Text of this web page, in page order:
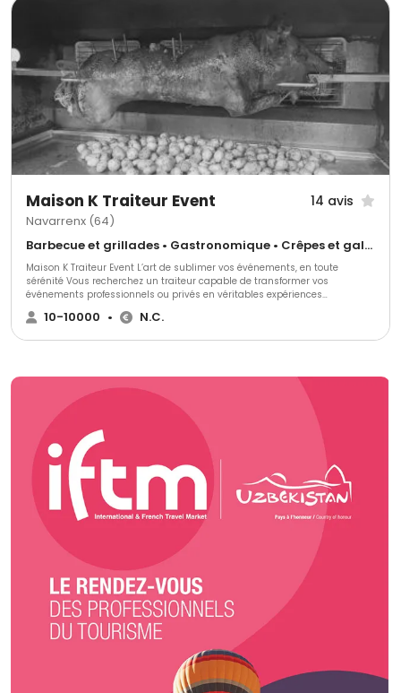
Maison K Traiteur Event 14 avis
Navarrenx (64)
Barbecue et grillades • Gastronomique • Crêpes et galettes
Maison K Traiteur Event L’art de sublimer vos événements, en toute
sérénité Vous recherchez un traiteur capable de transformer vos
événements professionnels ou privés en véritables expériences
inoubliables ? Maison K Traiteur Event vous accompagne avec une
approche haut de gamme, clé en main et entièrement sur mesure. Notre
chaque détail avec rigueur et élégance. Séminaires d’entreprise,
mariages, réceptions privées ou événements d’exception : nous
orchestrons l’ensemble des prestations, de la décoration à l’installation
du matériel, en passant par la gestion du personnel et le nettoyage final.
Notre priorité est simple : vous offrir une expérience fluide, sereine et sans
stress, afin que vous puissiez profiter pleinement de chaque instant. Un
accompagnement personnalisé, dès le premier contact Dès nos premiers
échanges, nous plaçons l’écoute au cœur de notre démarche. Nous
prenons le temps de comprendre votre projet, vos attentes, votre univers
et votre budget. Ensemble, nous construisons un devis détaillé et
transparent, parfaitement adapté à votre événement. Une dégustation
avant engagement Parce que la confiance passe aussi par les saveurs,
nous vous proposons une dégustation personnalisée avant toute
validation définitive. Ce moment privilégié vous permet de découvrir notre
cuisine, d’affiner vos choix et de garantir que chaque détail culinaire sera
à la hauteur de vos attentes le jour J. Une prise en charge globale et
attentive Une fois le projet validé, Maison K Traiteur Event prend
entièrement les rênes de votre événement. Décoration, logistique,
personnel de service, coordination sur place : tout est pensé et maîtrisé.
Pour un service encore plus attentionné, nous proposons également les
repas des prestataires (photographes, nounous, équipes techniques…),
afin que chacun bénéficie d’une prise en charge optimale. Le jour de votre
événement, notre équipe est présente à vos côtés pour assurer un
déroulement parfait, dans les moindres détails.
10-10000 • N.C.